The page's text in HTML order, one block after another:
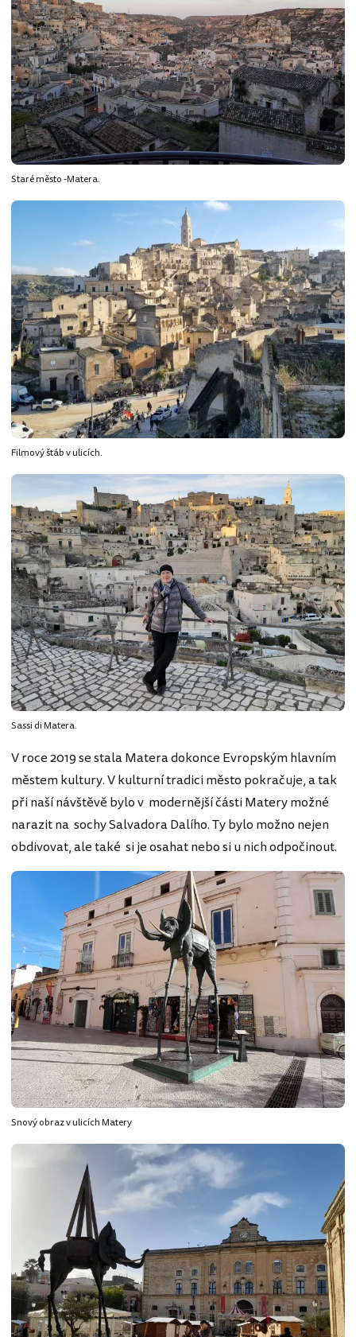
Staré město -Matera.
Filmový štáb v ulicích.
Sassi di Matera.
V roce 2019 se stala Matera dokonce Evropským hlavním
městem kultury. V kulturní tradici město pokračuje, a tak
při naší návštěvě bylo v modernější části Matery možné
narazit na sochy Salvadora Dalího. Ty bylo možno nejen
obdivovat, ale také si je osahat nebo si u nich odpočinout.
Snový obraz v ulicích Matery